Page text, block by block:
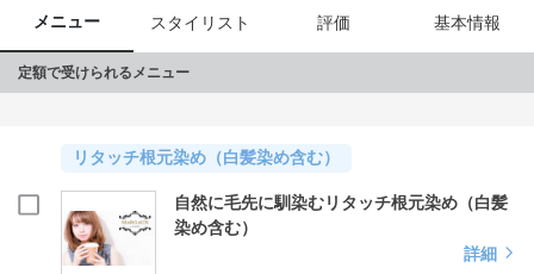
メニュー スタイリスト 評価 基本情報
定額で受けられるメニュー
リタッチ根元染め（白髪染め含む）
自然に毛先に馴染むリタッチ根元染め（白髪
染め含む）
詳細